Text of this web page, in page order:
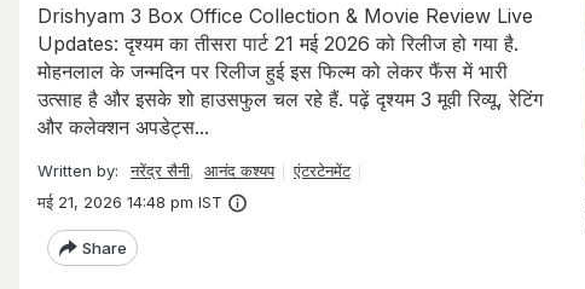
Drishyam 3 Box Office Collection & Movie Review Live
Updates: दृश्यम का तीसरा पार्ट 21 मई 2026 को रिलीज हो गया है.
मोहनलाल के जन्मदिन पर रिलीज हुई इस फिल्म को लेकर फैंस में भारी
उत्साह है और इसके शो हाउसफुल चल रहे हैं. पढ़ें दृश्यम 3 मूवी रिव्यू, रेटिंग
और कलेक्शन अपडेट्स...
Written by: नरेंद्र सैनी, आनंद कश्यप
एंटरटेनमेंट
मई 21, 2026 14:48 pm IST
Share